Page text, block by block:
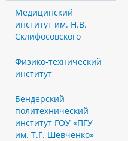
Медицинский
институт им. Н.В.
Склифосовского
Физико-технический
институт
Бендерский
политехнический
институт ГОУ «ПГУ
им. Т.Г. Шевченко»